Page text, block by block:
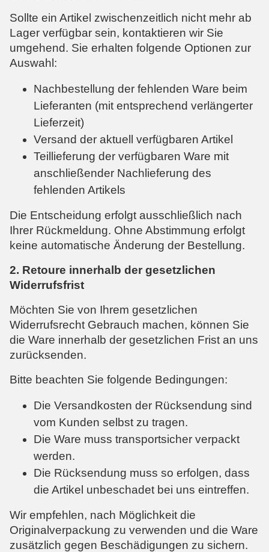
Sollte ein Artikel zwischenzeitlich nicht mehr ab
Lager verfügbar sein, kontaktieren wir Sie
umgehend. Sie erhalten folgende Optionen zur
Auswahl:
Nachbestellung der fehlenden Ware beim
Lieferanten (mit entsprechend verlängerter
Lieferzeit)
Versand der aktuell verfügbaren Artikel
Teillieferung der verfügbaren Ware mit
anschließender Nachlieferung des
fehlenden Artikels
Die Entscheidung erfolgt ausschließlich nach
Ihrer Rückmeldung. Ohne Abstimmung erfolgt
keine automatische Änderung der Bestellung.
2. Retoure innerhalb der gesetzlichen
Widerrufsfrist
Möchten Sie von Ihrem gesetzlichen
Widerrufsrecht Gebrauch machen, können Sie
die Ware innerhalb der gesetzlichen Frist an uns
zurücksenden.
Bitte beachten Sie folgende Bedingungen:
Die Versandkosten der Rücksendung sind
vom Kunden selbst zu tragen.
Die Ware muss transportsicher verpackt
werden.
Die Rücksendung muss so erfolgen, dass
die Artikel unbeschadet bei uns eintreffen.
Wir empfehlen, nach Möglichkeit die
Originalverpackung zu verwenden und die Ware
zusätzlich gegen Beschädigungen zu sichern.